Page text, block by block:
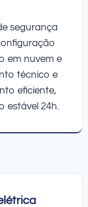
segurança
em nuvem e
técnico e
eficiente,
estável 24h.